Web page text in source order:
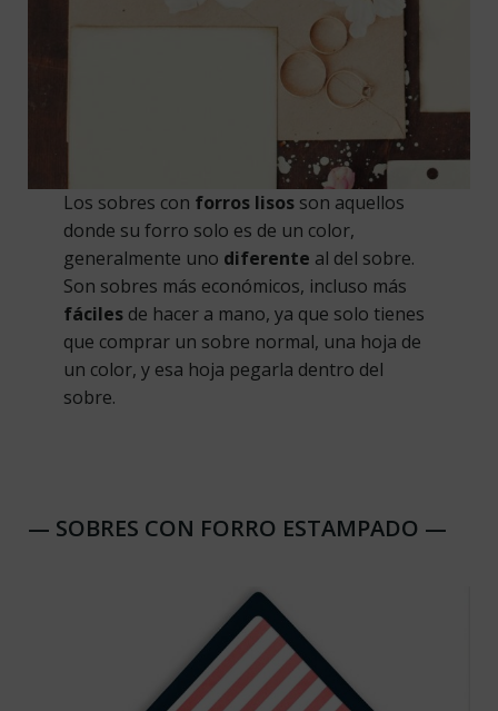
Los sobres con forros lisosson aquellos
donde su forro solo es de un color,
generalmente uno diferente al del sobre.
Son sobres más económicos, incluso más
fácilesde hacer a mano, ya que solo tienes
que comprar un sobre normal, una hoja de
un color, y esa hoja pegarla dentro del
sobre.
— SOBRES CON FORRO ESTAMPADO —